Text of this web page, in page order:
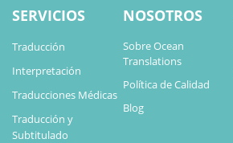
SERVICIOS
Traducción
Interpretación
Traducciones Médicas
Traducción y
Subtitulado
NOSOTROS
Sobre Ocean
Translations
Política de Calidad
Blog